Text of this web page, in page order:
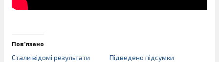
Пов’язано
Стали відомі результати
Підведено підсумки